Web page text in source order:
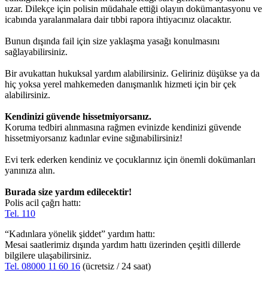
uzar. Dilekçe için polisin müdahale ettiği olayın dokümantasyonu ve
icabında yaralanmalara dair tıbbi rapora ihtiyacınız olacaktır.
Bunun dışında fail için size yaklaşma yasağı konulmasını
sağlayabilirsiniz.
Bir avukattan hukuksal yardım alabilirsiniz. Geliriniz düşükse ya da
hiç yoksa yerel mahkemeden danışmanlık hizmeti için bir çek
alabilirsiniz.
Kendinizi güvende hissetmiyorsanız.
Koruma tedbiri alınmasına rağmen evinizde kendinizi güvende
hissetmiyorsanız kadınlar evine sığınabilirsiniz!
Evi terk ederken kendiniz ve çocuklarınız için önemli dokümanları
yanınıza alın.
Burada size yardım edilecektir!
Polis acil çağrı hattı:
Tel. 110
“Kadınlara yönelik şiddet” yardım hattı:
Mesai saatlerimiz dışında yardım hattı üzerinden çeşitli dillerde
bilgilere ulaşabilirsiniz.
Tel. 08000 11 60 16 (ücretsiz / 24 saat)